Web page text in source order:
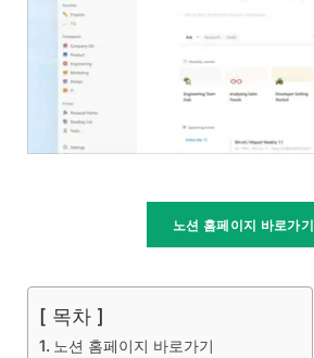
노션 홈페이지 바로가기
[ 목차 ]
노션 홈페이지 바로가기